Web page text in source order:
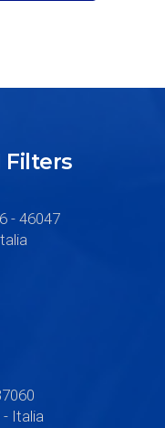
Filters
- 46047
- Italia